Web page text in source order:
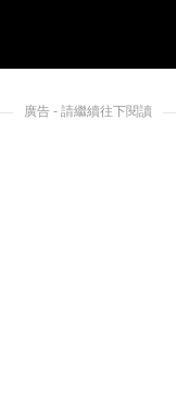
廣告 - 請繼續往下閱讀